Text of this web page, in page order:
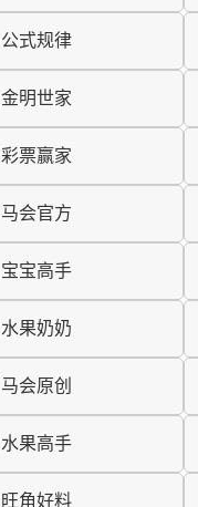
公式规律
金明世家
彩票赢家
马会官方
宝宝高手
水果奶奶
马会原创
水果高手
旺角好料